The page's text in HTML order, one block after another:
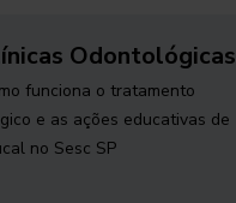
Odontológicas
funciona o tratamento
e as ações educativas de
no Sesc SP